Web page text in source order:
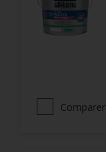
Comparer